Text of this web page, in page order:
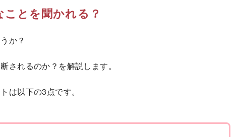
とを聞かれる？
か？
されるのか？を解説します。
は以下の3点です。